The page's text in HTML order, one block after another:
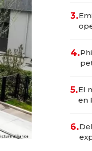
3.
4.
5.El
en
6.